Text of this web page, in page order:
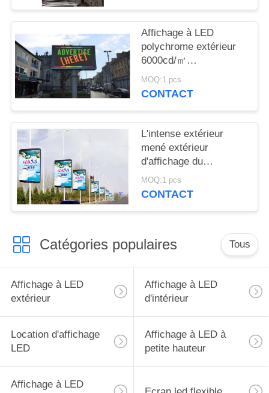
SITE
PRIVACY
POLICY
Affichage à LED
polychrome extérieur
6000cd/㎡
320mm×160mm de
1R1G1B SMD2727
MOQ:1 pcs
CONTACT
L'intense extérieur
mené extérieur
d'affichage du
luminosité P5mm a
mené l'écran 6000cd/㎡
MOQ:1 pcs
CONTACT
Catégories populaires Tous
Affichage à LED
extérieur
Affichage à LED
d'intérieur
Location d'affichage
LED
Affichage à LED à
petite hauteur
Affichage à LED